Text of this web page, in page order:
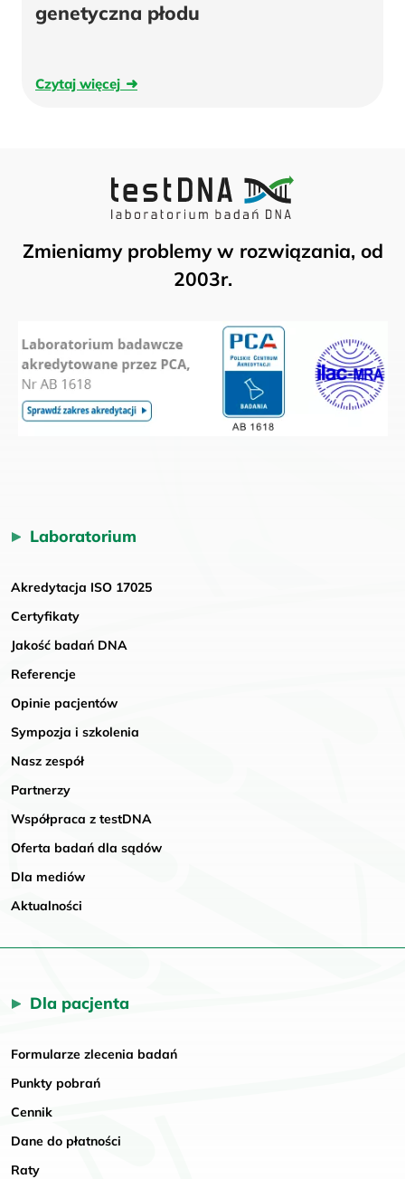
genetyczna płodu
genetyczna
płodu
Czytaj więcejCzytaj
Zmieniamy problemy w rozwiązania, od
2003r.
Laboratorium
Akredytacja ISO 17025
Certyfikaty
Jakość badań DNA
Referencje
Opinie pacjentów
Sympozja i szkolenia
Nasz zespół
Partnerzy
Współpraca z testDNA
Oferta badań dla sądów
Dla mediów
Aktualności
Dla pacjenta
Formularze zlecenia badań
Punkty pobrań
Cennik
Dane do płatności
Raty